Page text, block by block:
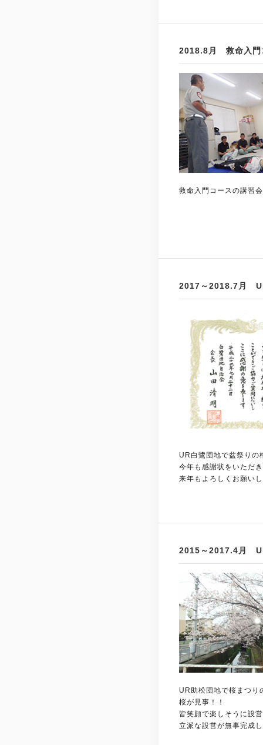
2018.8月 救命入門
救命入門コースの講習
2017～2018.7月
UR白鷺団地で盆祭りの
今年も感謝状をいただ
来年もよろしくお願い
2015～2017.4月
UR助松団地で桜まつり
桜が見事！！
皆笑顔で楽しそうに設
立派な設営が無事完成